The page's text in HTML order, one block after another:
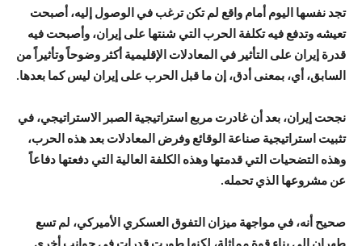
تجد نفسها اليوم أمام واقع لم تكن ترغب في الوصول إليه، أصبحت
تعيشه وتدفع فيه تكلفة الحرب التي شنتها على إيران، وأصبحت فيه
قدرة إيران على التأثير في المعادلات الإقليمية أكثر وضوحاً وتأثيراً من
السابق، أي، بمعنى أدق، إن ما قبل الحرب على إيران ليس كما بعدها.
نجحت إيران، بعد أن غادرت مربع استراتيجية الصبر الاستراتيجي، في
تثبيت استراتيجية صناعة الوقائع وفرض المعادلات بعد هذه الحرب،
وهذه التضحيات التي قدمتها وهذه الكلفة العالية التي دفعتها دفاعاً
عن مشروعها الذي تحمله.
صحيح أنه، في مواجهة ميزان التفوق العسكري الأميركي، لم تسع